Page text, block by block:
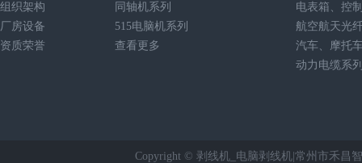
组织架构
厂房设备
资质荣誉
同轴机系列
515电脑机系列
查看更多
电表箱、控
航空航天光
汽车、摩托
动力电缆系
Copyright © 剥线机_电脑剥线机|常州市禾昌